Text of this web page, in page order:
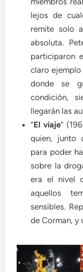
lejos de
remite solo
absoluta.
participaron
claro ejemplo
donde se
condición,
llegarán las
“El viaje”
quien, junto
para poder
sobre la
era el nivel
aquellos
sensibles.
de Corman, y